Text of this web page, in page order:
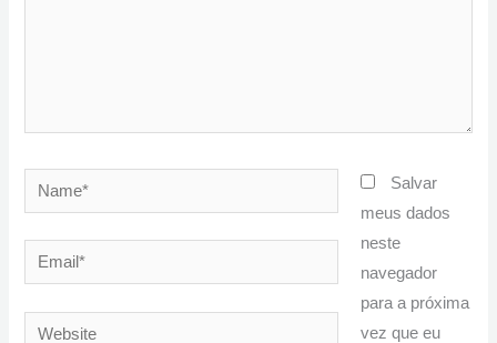
Name*
Email*
Website
Salvar
meus dados
neste
navegador
para a próxima
vez que eu